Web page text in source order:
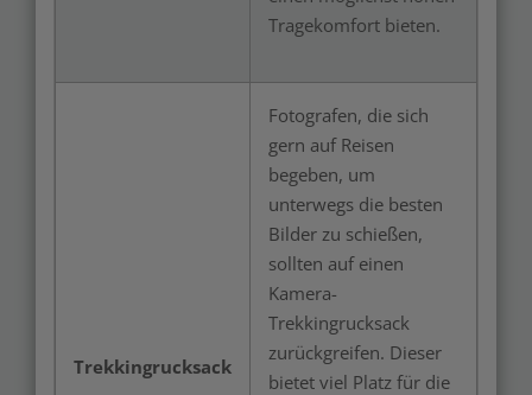
Tragekomfort bieten.
Trekkingrucksack
Fotografen, die sich
gern auf Reisen
begeben, um
unterwegs die besten
Bilder zu schießen,
sollten auf einen
Kamera-
Trekkingrucksack
zurückgreifen. Dieser
bietet viel Platz für die